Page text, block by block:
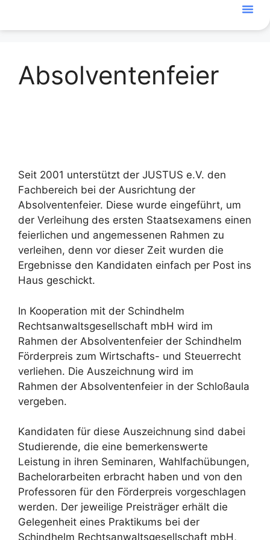
Absolventenfeier
Seit 2001 unterstützt der JUSTUS e.V. den
Fachbereich bei der Ausrichtung der
Absolventenfeier. Diese wurde eingeführt, um
der Verleihung des ersten Staatsexamens einen
feierlichen und angemessenen Rahmen zu
verleihen, denn vor dieser Zeit wurden die
Ergebnisse den Kandidaten einfach per Post ins
Haus geschickt.
In Kooperation mit der Schindhelm
Rechtsanwaltsgesellschaft mbH wird im
Rahmen der Absolventenfeier der Schindhelm
Förderpreis zum Wirtschafts- und Steuerrecht
verliehen. Die Auszeichnung wird im
Rahmen der Absolventenfeier in der Schloßaula
vergeben.
Kandidaten für diese Auszeichnung sind dabei
Studierende, die eine bemerkenswerte
Leistung in ihren Seminaren, Wahlfachübungen,
Bachelorarbeiten erbracht haben und von den
Professoren für den Förderpreis vorgeschlagen
werden. Der jeweilige Preisträger erhält die
Gelegenheit eines Praktikums bei der
Schindhelm Rechtsanwaltsgesellschaft mbH,